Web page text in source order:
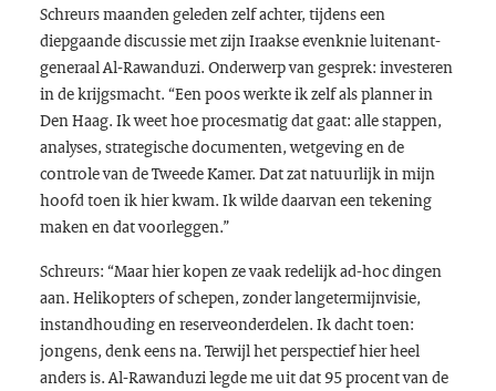
Schreurs maanden geleden zelf achter, tijdens een
diepgaande discussie met zijn Iraakse evenknie luitenant-
generaal Al-Rawanduzi. Onderwerp van gesprek: investeren
in de krijgsmacht. “Een poos werkte ik zelf als planner in
Den Haag. Ik weet hoe procesmatig dat gaat: alle stappen,
analyses, strategische documenten, wetgeving en de
controle van de Tweede Kamer. Dat zat natuurlijk in mijn
hoofd toen ik hier kwam. Ik wilde daarvan een tekening
maken en dat voorleggen.”
Schreurs: “Maar hier kopen ze vaak redelijk ad-hoc dingen
aan. Helikopters of schepen, zonder langetermijnvisie,
instandhouding en reserveonderdelen. Ik dacht toen:
jongens, denk eens na. Terwijl het perspectief hier heel
anders is. Al-Rawanduzi legde me uit dat 95 procent van de